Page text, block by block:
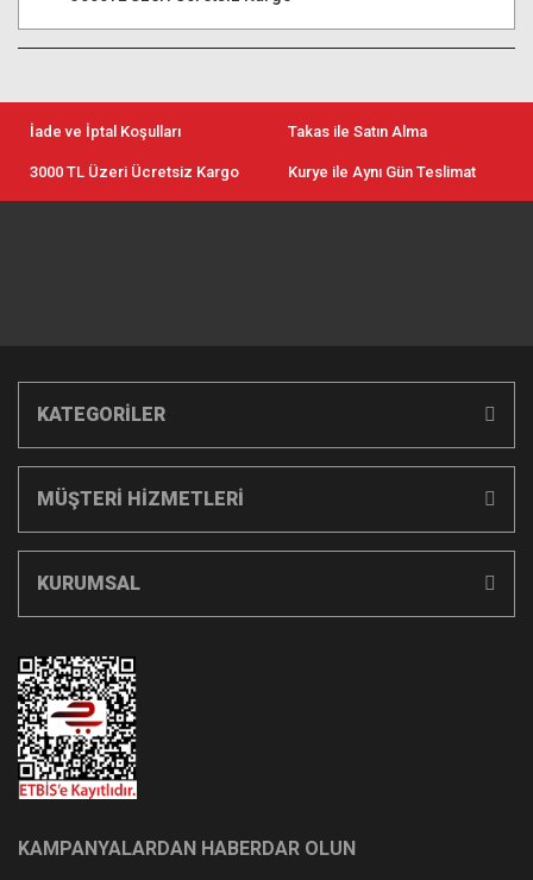
İade ve İptal Koşulları Takas ile Satın Alma
3000 TL Üzeri Ücretsiz Kargo Kurye ile Aynı Gün Teslimat
KATEGORİLER
MÜŞTERİ HİZMETLERİ
KURUMSAL
KAMPANYALARDAN HABERDAR OLUN